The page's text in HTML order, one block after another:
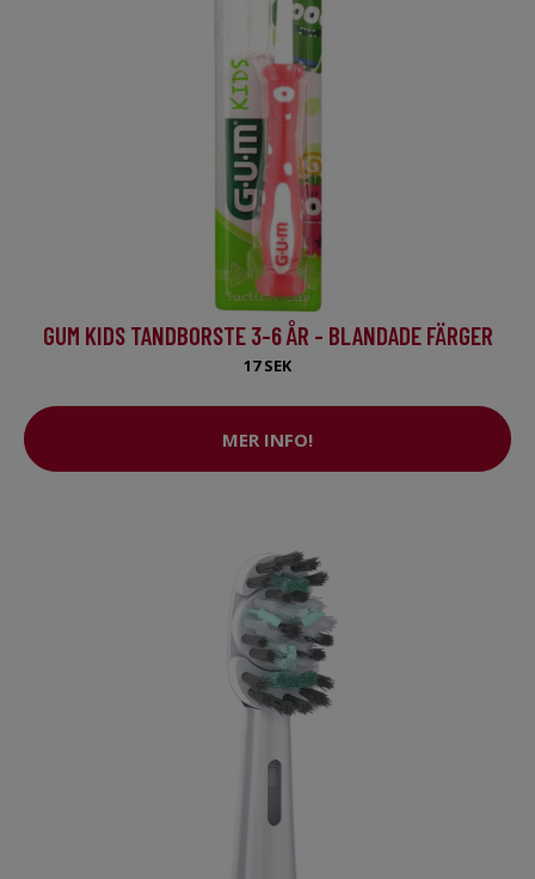
GUM KIDS TANDBORSTE 3-6 ÅR - BLANDADE FÄRGER
17 SEK
MER INFO!